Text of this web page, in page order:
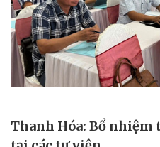
Thanh Hóa: Bổ